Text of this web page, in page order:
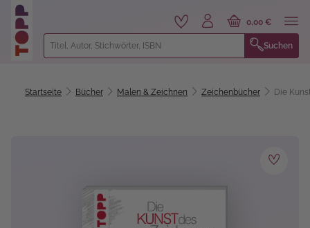
springen
Suchen
0,00 €
Startseite Bücher Malen & Zeichnen Zeichenbücher Die